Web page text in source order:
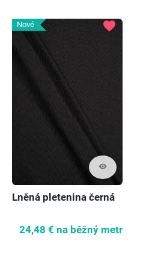
Nové
visibility
favorite
Lněná pletenina černá
24,48 € na běžný metr